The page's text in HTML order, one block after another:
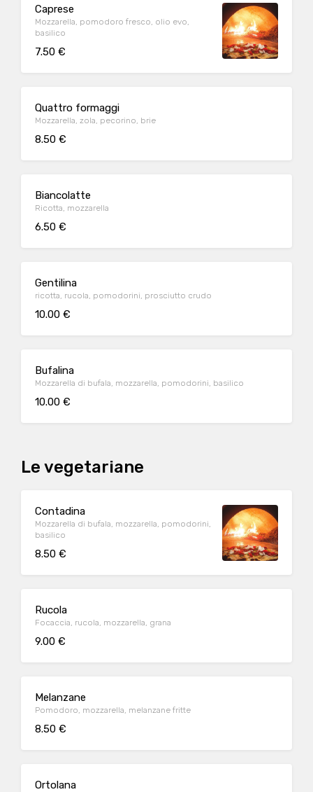
Caprese
Mozzarella, pomodoro fresco, olio evo,
basilico
7.50 €
Quattro formaggi
Mozzarella, zola, pecorino, brie
8.50 €
Biancolatte
Ricotta, mozzarella
6.50 €
Gentilina
ricotta, rucola, pomodorini, prosciutto crudo
10.00 €
Bufalina
Mozzarella di bufala, mozzarella, pomodorini, basilico
10.00 €
Le vegetariane
Contadina
Mozzarella di bufala, mozzarella, pomodorini,
basilico
8.50 €
Rucola
Focaccia, rucola, mozzarella, grana
9.00 €
Melanzane
Pomodoro, mozzarella, melanzane fritte
8.50 €
Ortolana